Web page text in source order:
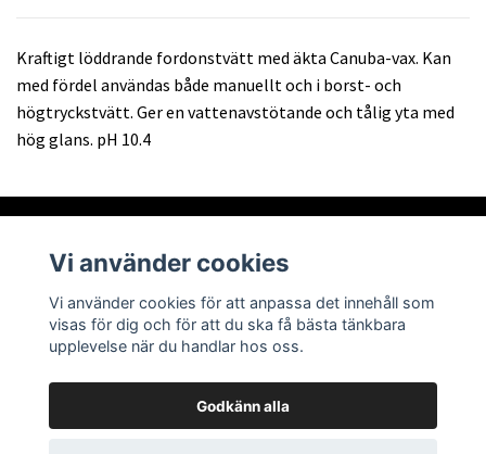
Kraftigt löddrande fordonstvätt med äkta Canuba-vax. Kan
med fördel användas både manuellt och i borst- och
högtryckstvätt. Ger en vattenavstötande och tålig yta med
hög glans. pH 10.4
Om oss
Läs mer
Vi använder cookies
Vi använder cookies för att anpassa det innehåll som
visas för dig och för att du ska få bästa tänkbara
upplevelse när du handlar hos oss.
Godkänn alla